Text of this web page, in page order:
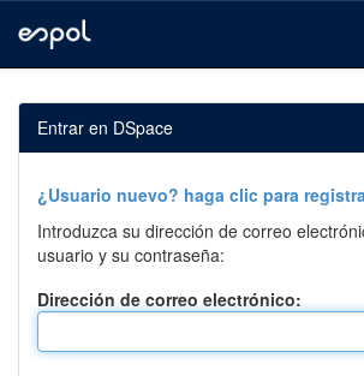
navigation
Entrar en DSpace
¿Usuario nuevo? haga clic para
Introduzca su dirección de correo
usuario y su contraseña:
Dirección de correo electrónico: